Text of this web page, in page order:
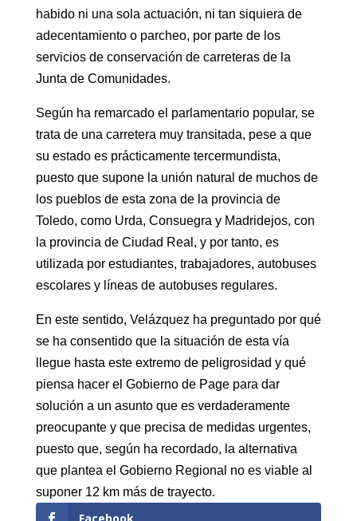
habido ni una sola actuación, ni tan siquiera de
adecentamiento o parcheo, por parte de los
servicios de conservación de carreteras de la
Junta de Comunidades.
Según ha remarcado el parlamentario popular, se
trata de una carretera muy transitada, pese a que
su estado es prácticamente tercermundista,
puesto que supone la unión natural de muchos de
los pueblos de esta zona de la provincia de
Toledo, como Urda, Consuegra y Madridejos, con
la provincia de Ciudad Real, y por tanto, es
utilizada por estudiantes, trabajadores, autobuses
escolares y líneas de autobuses regulares.
En este sentido, Velázquez ha preguntado por qué
se ha consentido que la situación de esta vía
llegue hasta este extremo de peligrosidad y qué
piensa hacer el Gobierno de Page para dar
solución a un asunto que es verdaderamente
preocupante y que precisa de medidas urgentes,
puesto que, según ha recordado, la alternativa
que plantea el Gobierno Regional no es viable al
suponer 12 km más de trayecto.